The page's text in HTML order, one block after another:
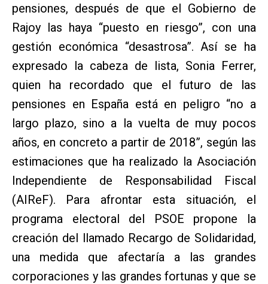
pensiones, después de que el Gobierno de
Rajoy las haya “puesto en riesgo”, con una
gestión económica “desastrosa”. Así se ha
expresado la cabeza de lista, Sonia Ferrer,
quien ha recordado que el futuro de las
pensiones en España está en peligro “no a
largo plazo, sino a la vuelta de muy pocos
años, en concreto a partir de 2018”, según las
estimaciones que ha realizado la Asociación
Independiente de Responsabilidad Fiscal
(AIReF). Para afrontar esta situación, el
programa electoral del PSOE propone la
creación del llamado Recargo de Solidaridad,
una medida que afectaría a las grandes
corporaciones y las grandes fortunas y que se